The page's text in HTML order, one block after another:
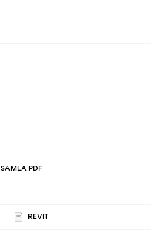
SAMLA PDF
REVIT